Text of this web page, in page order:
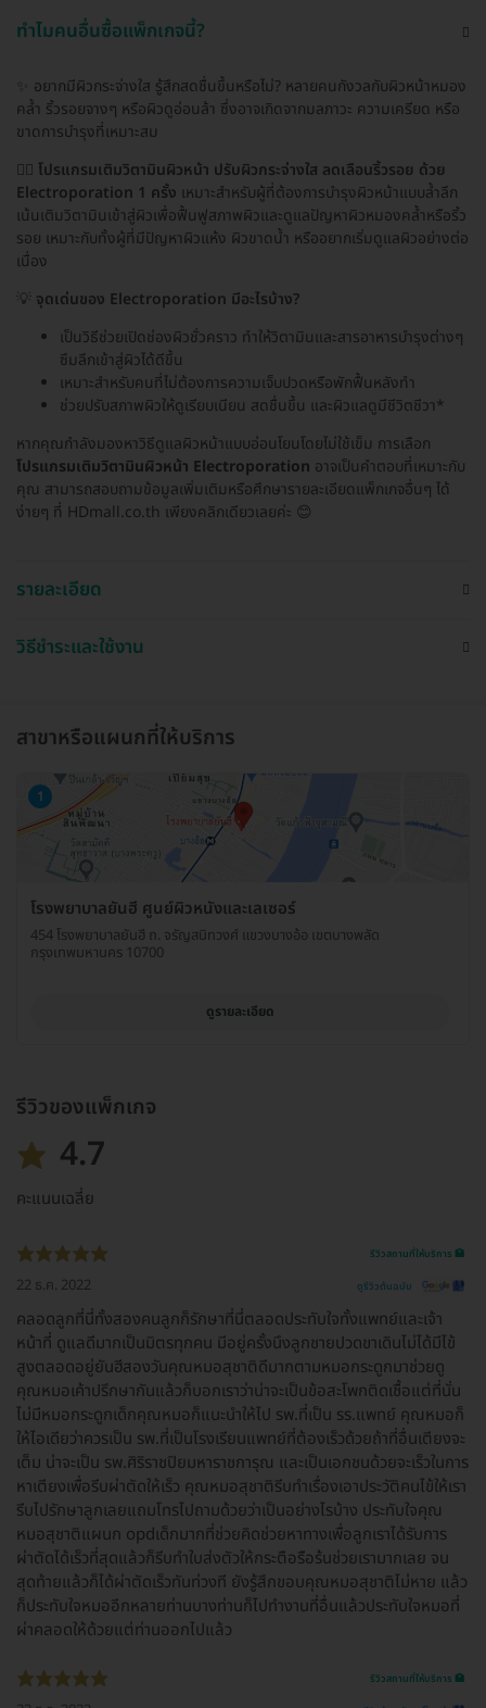
ทำไมคนอื่นซื้อแพ็กเกจนี้?
✨ อยากมีผิวกระจ่างใส รู้สึกสดชื่นขึ้นหรือไม่? หลายคนกังวลกับผิวหน้าหมอง
คล้ำ ริ้วรอยจางๆ หรือผิวดูอ่อนล้า ซึ่งอาจเกิดจากมลภาวะ ความเครียด หรือ
ขาดการบำรุงที่เหมาะสม
👩‍⚕️ โปรแกรมเติมวิตามินผิวหน้า ปรับผิวกระจ่างใส ลดเลือนริ้วรอย ด้วย
Electroporation 1 ครั้ง เหมาะสำหรับผู้ที่ต้องการบำรุงผิวหน้าแบบล้ำลึก
เน้นเติมวิตามินเข้าสู่ผิวเพื่อฟื้นฟูสภาพผิวและดูแลปัญหาผิวหมองคล้ำหรือริ้ว
รอย เหมาะกับทั้งผู้ที่มีปัญหาผิวแห้ง ผิวขาดน้ำ หรืออยากเริ่มดูแลผิวอย่างต่อ
เนื่อง
💡 จุดเด่นของ Electroporation มีอะไรบ้าง?
เป็นวิธีช่วยเปิดช่องผิวชั่วคราว ทำให้วิตามินและสารอาหารบำรุงต่างๆ
ซึมลึกเข้าสู่ผิวได้ดีขึ้น
เหมาะสำหรับคนที่ไม่ต้องการความเจ็บปวดหรือพักฟื้นหลังทำ
ช่วยปรับสภาพผิวให้ดูเรียบเนียน สดชื่นขึ้น และผิวแลดูมีชีวิตชีวา*
หากคุณกำลังมองหาวิธีดูแลผิวหน้าแบบอ่อนโยนโดยไม่ใช้เข็ม การเลือก
โปรแกรมเติมวิตามินผิวหน้า Electroporation อาจเป็นคำตอบที่เหมาะกับ
คุณ สามารถสอบถามข้อมูลเพิ่มเติมหรือศึกษารายละเอียดแพ็กเกจอื่นๆ ได้
ง่ายๆ ที่ HDmall.co.th เพียงคลิกเดียวเลยค่ะ 😊
รายละเอียด
วิธีชำระและใช้งาน
สาขาหรือแผนกที่ให้บริการ
1
โรงพยาบาลยันฮี ศูนย์ผิวหนังและเลเซอร์
454 โรงพยาบาลยันฮี ถ. จรัญสนิทวงศ์ แขวงบางอ้อ เขตบางพลัด
กรุงเทพมหานคร 10700
ดูรายละเอียด
รีวิวของแพ็กเกจ
4.7
คะแนนเฉลี่ย
รีวิวสถานที่ให้บริการ 🏥
22 ธ.ค. 2022 ดูรีวิวต้นฉบับ
คลอดลูกที่นี่ทั้งสองคนลูกก็รักษาที่นี่ตลอดประทับใจทั้งแพทย์และเจ้า
หน้าที่ ดูแลดีมากเป็นมิตรทุกคน มีอยู่ครั้งนึงลูกชายปวดขาเดินไม่ได้มีไข้
สูงตลอดอยู่ยันฮีสองวันคุณหมอสุชาติดีมากตามหมอกระดูกมาช่วยดู
คุณหมอเค้าปรึกษากันแล้วก็บอกเราว่าน่าจะเป็นข้อสะโพกติดเชื้อแต่ที่นั่น
ไม่มีหมอกระดูกเด็กคุณหมอก็แนะนำให้ไป รพ.ที่เป็น รร.แพทย์ คุณหมอก็
ให้ไอเดียว่าควรเป็น รพ.ที่เป็นโรงเรียนแพทย์ที่ต้องเร็วด้วยถ้าที่อื่นเตียงจะ
เต็ม น่าจะเป็น รพ.ศิริราชปิยมหาราชการุณ และเป็นเอกชนด้วยจะเร็วในการ
หาเตียงเพื่อรีบผ่าตัดให้เร็ว คุณหมอสุชาติรีบทำเรื่องเอาประวัติคนไข้ให้เรา
รีบไปรักษาลูกเลยแถมโทรไปถามด้วยว่าเป็นอย่างไรบ้าง ประทับใจคุณ
หมอสุชาติแผนก opdเด็กมากที่ช่วยคิดช่วยหาทางเพื่อลูกเราได้รับการ
ผ่าตัดได้เร็วที่สุดแล้วก็รีบทำใบส่งตัวให้กระตือรือร้นช่วยเรามากเลย จน
สุดท้ายแล้วก็ได้ผ่าตัดเร็วทันท่วงที ยังรู้สึกขอบคุณหมอสุชาติไม่หาย แล้ว
ก็ประทับใจหมออีกหลายท่านบางท่านก็ไปทำงานที่อื่นแล้วประทับใจหมอที่
ผ่าคลอดให้ด้วยแต่ท่านออกไปแล้ว
รีวิวสถานที่ให้บริการ 🏥